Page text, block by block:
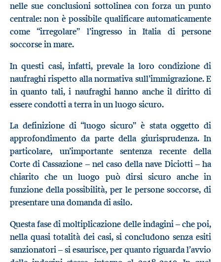
nelle sue conclusioni sottolinea con forza un punto
centrale: non è possibile qualificare automaticamente
come “irregolare” l’ingresso in Italia di persone
soccorse in mare.
In questi casi, infatti, prevale la loro condizione di
naufraghi rispetto alla normativa sull’immigrazione. E
in quanto tali, i naufraghi hanno anche il diritto di
essere condotti a terra in un luogo sicuro.
La definizione di “luogo sicuro” è stata oggetto di
approfondimento da parte della giurisprudenza. In
particolare, un’importante sentenza recente della
Corte di Cassazione – nel caso della nave Diciotti – ha
chiarito che un luogo può dirsi sicuro anche in
funzione della possibilità, per le persone soccorse, di
presentare una domanda di asilo.
Questa fase di moltiplicazione delle indagini – che poi,
nella quasi totalità dei casi, si concludono senza esiti
sanzionatori – si esaurisce, per quanto riguarda l’avvio